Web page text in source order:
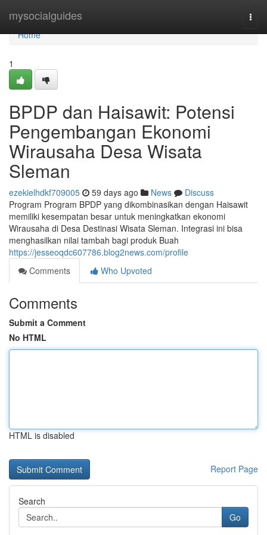
mysocialguides
Home
Home
1
BPDP dan Haisawit: Potensi
Pengembangan Ekonomi
Wirausaha Desa Wisata
Sleman
ezekielhdkf709005 59 days ago News
Discuss
Program Program BPDP yang dikombinasikan dengan Haisawit
memiliki kesempatan besar untuk meningkatkan ekonomi
Wirausaha di Desa Destinasi Wisata Sleman. Integrasi ini bisa
menghasilkan nilai tambah bagi produk Buah
https://jesseoqdc607786.blog2news.com/profile
Comments
Who Upvoted
Comments
Submit a Comment
No HTML
HTML is disabled
Report Page
Search
Go